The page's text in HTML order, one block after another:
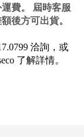
費。 屆時客服
後方可出貨。
洽詢，或
了解詳情。